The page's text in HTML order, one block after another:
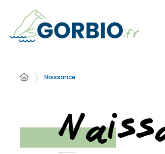
Naissance